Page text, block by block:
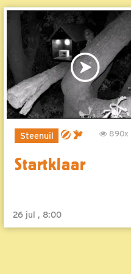
Steenuil 890x
Startklaar
26 jul , 8:00